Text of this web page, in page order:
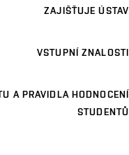
ZAJIŠŤUJE ÚSTAV
VSTUPNÍ ZNALOSTI
A PRAVIDLA HODNOCENÍ
STUDENTŮ